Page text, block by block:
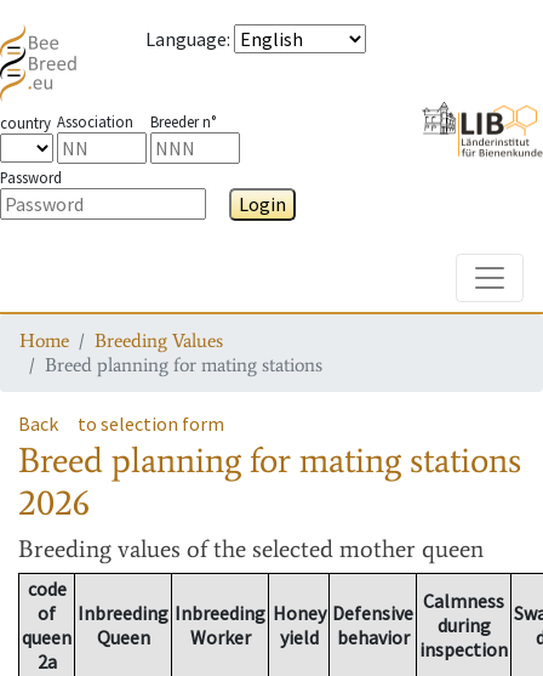
Language:
country Association Breeder n°
Password
Login
Home
Breeding Values
Breed planning for mating stations
Back to selection form
Breed planning for mating stations
2026
Breeding values of the selected mother queen
code
of
queen
2a
Inbreeding
Queen
Inbreeding
Worker
Honey
yield
Defensive
behavior
Calmness
during
inspection